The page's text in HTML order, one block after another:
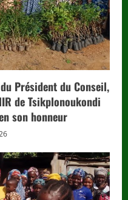
Président du Conseil,
de Tsikplonoukondi
son honneur